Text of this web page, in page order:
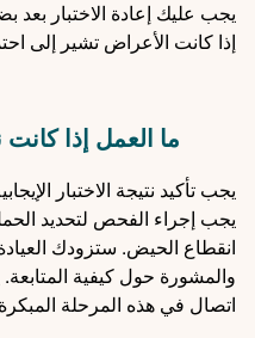
يجب عليك إعادة الاختبار بعد
إذا كانت الأعراض تشير إلى
ما العمل إذا كانت
يجب تأكيد نتيجة الاختبار
يجب إجراء الفحص لتحديد
انقطاع الحيض. ستزودك
والمشورة حول كيفية
اتصال في هذه المرحلة